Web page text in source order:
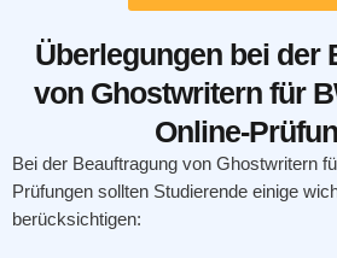
Überlegungen bei der
von Ghostwritern für
Online-
Bei der Beauftragung von Ghostwritern
Prüfungen sollten Studierende einige
berücksichtigen: